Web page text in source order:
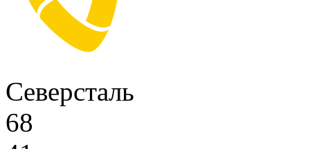
Северсталь
68